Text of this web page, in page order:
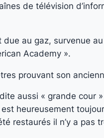
de télévision
due au gaz, survenue
Academy ».
prouvant son
aussi « grande cour
heureusement
restaurés il n’y a pas